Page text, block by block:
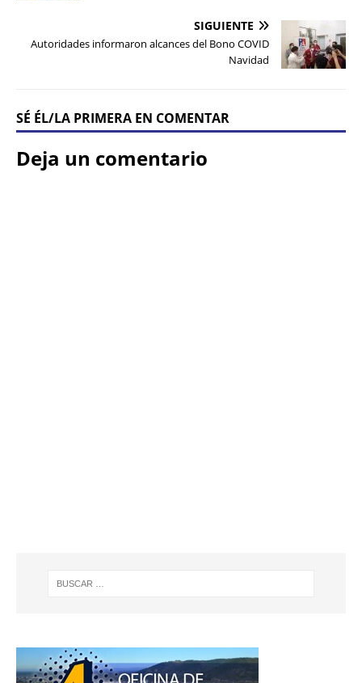
SIGUIENTE
Autoridades informaron alcances del Bono COVID
Navidad
SÉ ÉL/LA PRIMERA EN COMENTAR
Deja un comentario